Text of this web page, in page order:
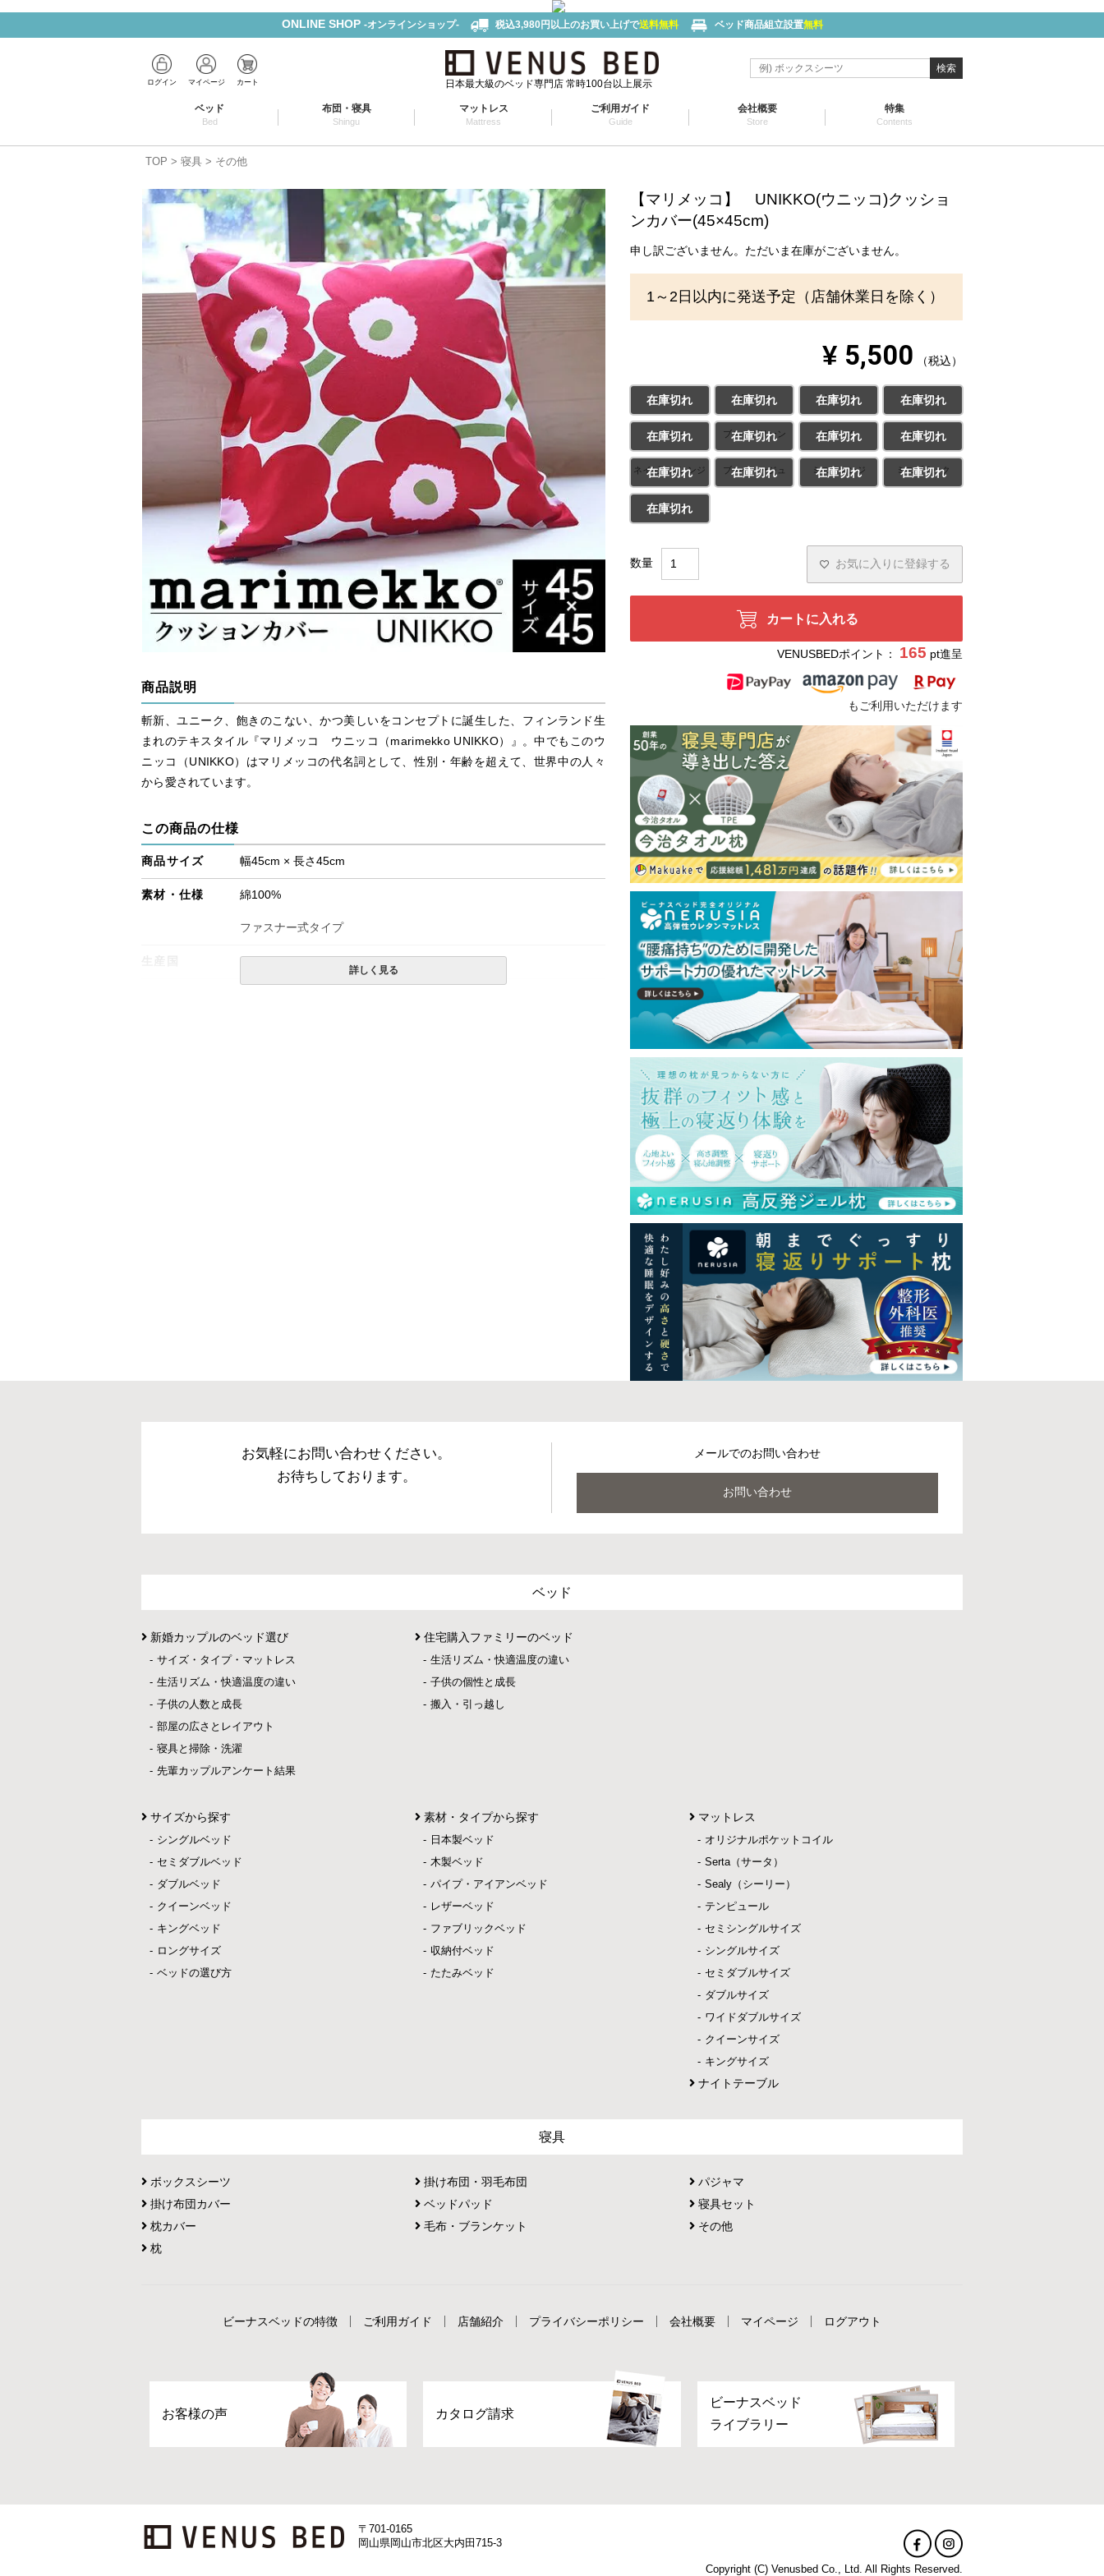
ONLINE SHOP -オンラインショップ- 税込3,980円以上のお買い上げで送料無料 ベッド商品組立設置無料
ログイン マイページ カート 日本最大級のベッド専門店 常時100台以上展示
検索
ベッド
Bed
布団・寝具
Shingu
マットレス
Mattress
ご利用ガイド
Guide
会社概要
Store
特集
Contents
TOP 寝具 その他
商品説明
斬新、ユニーク、飽きのこない、かつ美しいをコンセプトに誕生した、フィンランド生
まれのテキスタイル『マリメッコ ウニッコ（marimekko UNIKKO）』。中でもこのウ
ニッコ（UNIKKO）はマリメッコの代名詞として、性別・年齢を超えて、世界中の人々
から愛されています。
この商品の仕様
商品サイズ 幅45cm × 長さ45cm
素材・仕様 綿100%
ファスナー式タイプ
ポルトガル
詳しく見る
【マリメッコ】 UNIKKO(ウニッコ)クッショ
ンカバー(45×45cm)
申し訳ございません。ただいま在庫がございません。
1～2日以内に発送予定（店舗休業日を除く）
¥ 5,500 税込
レッド
在庫切れ イエロー
在庫切れ オレンジ
在庫切れ グリーン
在庫切れ
ブルー
在庫切れ ブルーグリーン
在庫切れ ブラック
在庫切れ ピンク
在庫切れ
ネイビーオレンジ
在庫切れ ブルーベージュ
在庫切れ ミニオレンジ
在庫切れ ミニブラック
在庫切れ
ベージュ
在庫切れ
お気に入りに登録する
カートに入れる
VENUSBEDポイント： 165 pt進呈
もご利用いただけます
お気軽にお問い合わせください。
お待ちしております。
メールでのお問い合わせ
お問い合わせ
ベッド
新婚カップルのベッド選び
サイズ・タイプ・マットレス
生活リズム・快適温度の違い
子供の人数と成長
部屋の広さとレイアウト
寝具と掃除・洗濯
先輩カップルアンケート結果
住宅購入ファミリーのベッド
生活リズム・快適温度の違い
子供の個性と成長
搬入・引っ越し
サイズから探す
シングルベッド
セミダブルベッド
ダブルベッド
クイーンベッド
キングベッド
ロングサイズ
ベッドの選び方
素材・タイプから探す
日本製ベッド
木製ベッド
パイプ・アイアンベッド
レザーベッド
ファブリックベッド
収納付ベッド
たたみベッド
マットレス
オリジナルポケットコイル
Serta（サータ）
Sealy（シーリー）
テンピュール
セミシングルサイズ
シングルサイズ
セミダブルサイズ
ダブルサイズ
ワイドダブルサイズ
クイーンサイズ
キングサイズ
ナイトテーブル
寝具
ボックスシーツ
掛け布団カバー
枕カバー
枕
掛け布団・羽毛布団
ベッドパッド
毛布・ブランケット
パジャマ
寝具セット
その他
ビーナスベッドの特徴 ご利用ガイド 店舗紹介 プライバシーポリシー 会社概要 マイページ ログアウト
お客様の声 カタログ請求
ビーナスベッド
ライブラリー
〒701-0165
岡山県岡山市北区大内田715-3
Copyright (C) Venusbed Co., Ltd. All Rights Reserved.